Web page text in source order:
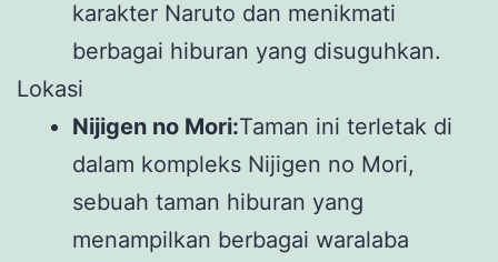
karakter Naruto dan menikmati
berbagai hiburan yang disuguhkan.
Lokasi
Nijigen no Mori:Taman ini terletak di
dalam kompleks Nijigen no Mori,
sebuah taman hiburan yang
menampilkan berbagai waralaba